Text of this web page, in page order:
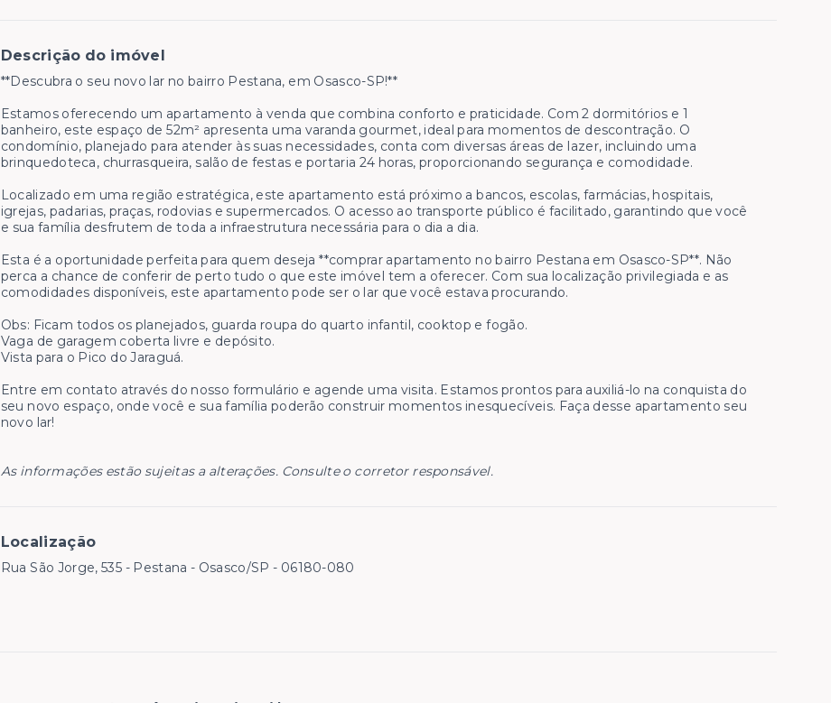
Descrição do imóvel
**Descubra o seu novo lar no bairro Pestana, em Osasco-SP!**
Estamos oferecendo um apartamento à venda que combina conforto e praticidade. Com 2 dormitórios e 1
banheiro, este espaço de 52m² apresenta uma varanda gourmet, ideal para momentos de descontração. O
condomínio, planejado para atender às suas necessidades, conta com diversas áreas de lazer, incluindo uma
brinquedoteca, churrasqueira, salão de festas e portaria 24 horas, proporcionando segurança e comodidade.
Localizado em uma região estratégica, este apartamento está próximo a bancos, escolas, farmácias, hospitais,
igrejas, padarias, praças, rodovias e supermercados. O acesso ao transporte público é facilitado, garantindo que você
e sua família desfrutem de toda a infraestrutura necessária para o dia a dia.
Esta é a oportunidade perfeita para quem deseja **comprar apartamento no bairro Pestana em Osasco-SP**. Não
perca a chance de conferir de perto tudo o que este imóvel tem a oferecer. Com sua localização privilegiada e as
comodidades disponíveis, este apartamento pode ser o lar que você estava procurando.
Obs: Ficam todos os planejados, guarda roupa do quarto infantil, cooktop e fogão.
Vaga de garagem coberta livre e depósito.
Vista para o Pico do Jaraguá.
Entre em contato através do nosso formulário e agende uma visita. Estamos prontos para auxiliá-lo na conquista do
seu novo espaço, onde você e sua família poderão construir momentos inesquecíveis. Faça desse apartamento seu
novo lar!
As informações estão sujeitas a alterações. Consulte o corretor responsável.
Localização
Rua São Jorge, 535 - Pestana - Osasco/SP - 06180-080